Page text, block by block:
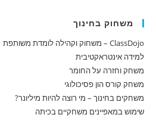
משחוק בחינוך
ClassDojo – משחוק וקהילה לומדת משותפת
למידה אינטראקטיבית
משחק וחזרה על החומר
משחק קורס הון פסיכולוגי
משחקים בחינוך – מי רוצה להיות מיליונר?
שימוש במאפיינים משחקיים בכיתה